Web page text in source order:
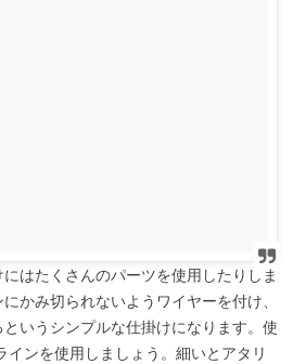
はたくさんのパーツを使用したりしま
かみ切られないようワイヤーを付け、
いうシンプルな仕掛けになります。使
インを使用しましょう。細いとアタリ